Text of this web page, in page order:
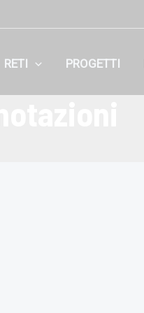
RETI PROGETTI